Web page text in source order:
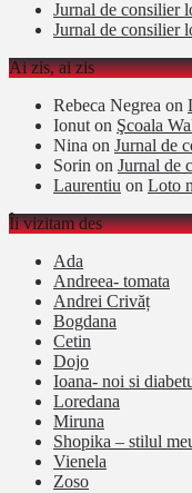
Jurnal de consilier
Jurnal de consilier
Ai zis, ai zis
Rebeca Negrea on
Ionut on Şcoala
Nina on Jurnal de
Sorin on Jurnal de
Laurentiu on Loto
Îi vizitam des
Ada
Andreea- tomata
Andrei Crivăț
Bogdana
Cetin
Dojo
Ioana- noi si
Loredana
Miruna
Shopika – stilul
Vienela
Zoso